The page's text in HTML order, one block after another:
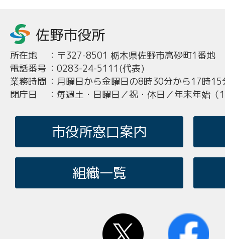
所在地 ： 〒327-8501 栃木県佐野市高砂町1番地
電話番号 ： 0283-24-5111(代表)
業務時間 ： 月曜日から金曜日の8時30分から17時15
閉庁日
： 毎週土・日曜日／祝・休日／年末年始
市役所窓口案内
組織一覧